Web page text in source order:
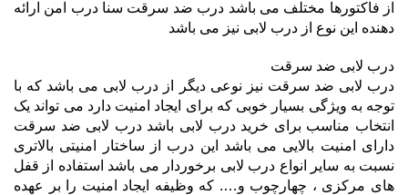
از فاکتورها مختلف می باشد درب ضد سرقت سنا درب امن ارائه
دهنده این نوع از درب لابی نیز می باشد
درب لابی ضد سرقت
درب لابی ضد سرقت نیز نوعی دیگر از درب لابی می باشد که با
توجه به ویژگی بسیار خوبی که برای ایجاد امنیت دارد می تواند یک
انتخاب مناسب برای خرید درب لابی باشد درب لابی ضد سرقت
دارای امنیت بالایی می باشد این درب از ساختار امنیتی بالاتری
نسبت به سایر انواع درب لابی برخوردار می باشد استفاده از قفل
های مرکزی ، چهارچوب و…. که وظیفه ایجاد امنیت را بر عهده